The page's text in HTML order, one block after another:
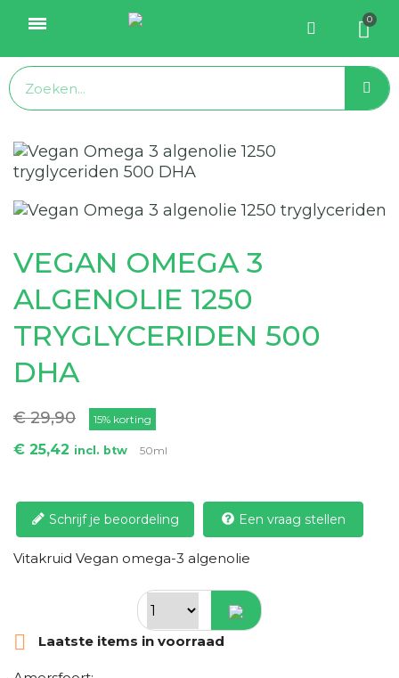
VEGAN OMEGA 3
ALGENOLIE 1250
TRYGLYCERIDEN 500
DHA
€ 29,90 15% korting
€ 25,42 incl. btw 50ml
Schrijf je beoordeling Een vraag stellen
Vitakruid Vegan omega-3 algenolie
 Laatste items in voorraad